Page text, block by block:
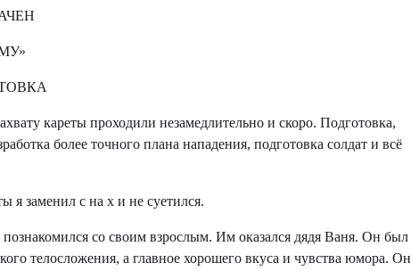
кареты проходили незамедлительно и скоро. Подготовка,
более точного плана нападения, подготовка солдат и всё
я заменил с на х и не суетился.
познакомился со своим взрослым. Им оказался дядя Ваня. Он был
телосложения, а главное хорошего вкуса и чувства юмора. Он